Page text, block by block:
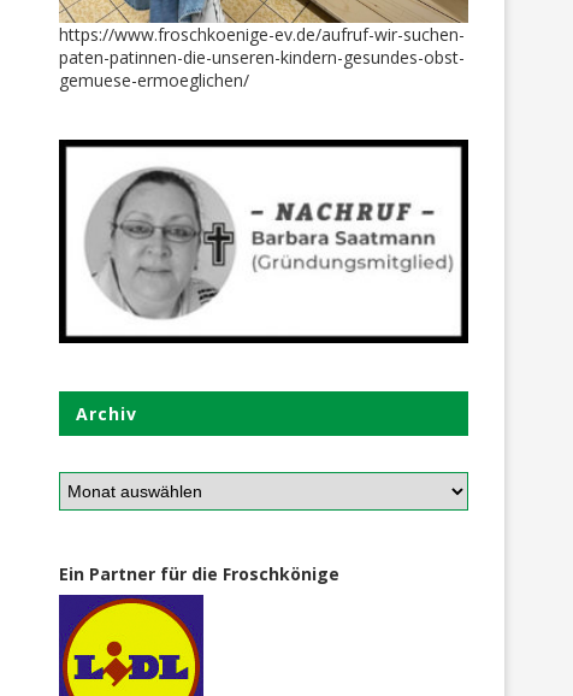
Warme Füsse für Miron + Nikita
2. November 2018
Ferien-Spaß für die 4
Geschwister – es ging...
14. August 2019
https://www.froschkoenige-ev.de/aufruf-wir-suchen-
paten-patinnen-die-unseren-kindern-gesundes-obst-
gemuese-ermoeglichen/
Archiv
Ein Partner für die Froschkönige